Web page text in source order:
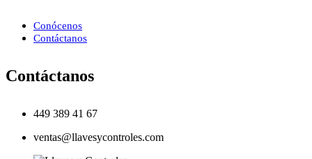
Conócenos
Contáctanos
Contáctanos
449 389 41 67
ventas@llavesycontroles.com